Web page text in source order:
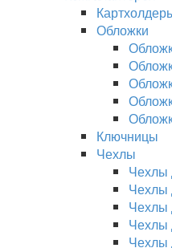
Обложки
Ключницы
Чехлы
Чехлы
Чехлы
Чехлы
Чехлы
Чехлы